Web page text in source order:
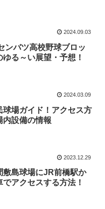
2024.09.03
ンバツ高校野球ブロッ
ゆる～い展望・予想！
2024.03.09
球場ガイド！アクセス方
内設備の情報
2023.12.29
敷島球場にJR前橋駅か
でアクセスする方法！